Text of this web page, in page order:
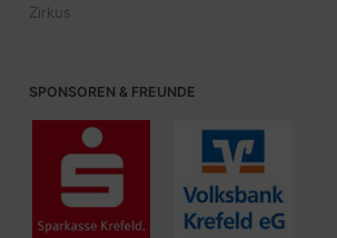
Zirkus
SPONSOREN & FREUNDE